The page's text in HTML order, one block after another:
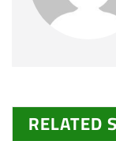
RELATED